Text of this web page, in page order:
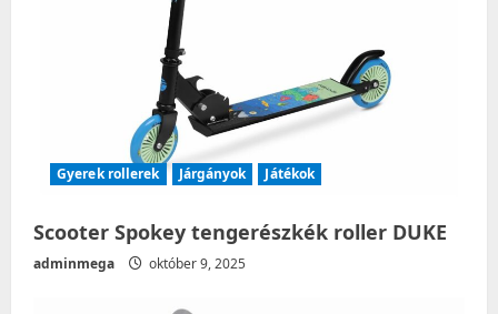
Gyerek rollerek Járgányok Játékok
Scooter Spokey tengerészkék roller DUKE
adminmega október 9, 2025